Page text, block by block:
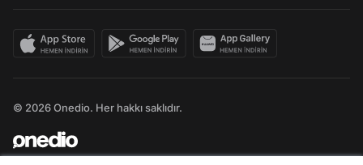
© 2026 Onedio. Her hakkı saklıdır.